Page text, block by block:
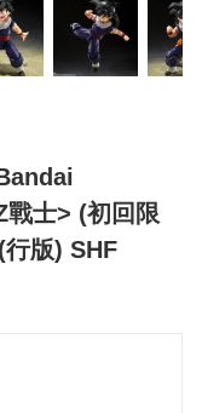
士> (初回限
版) SHF